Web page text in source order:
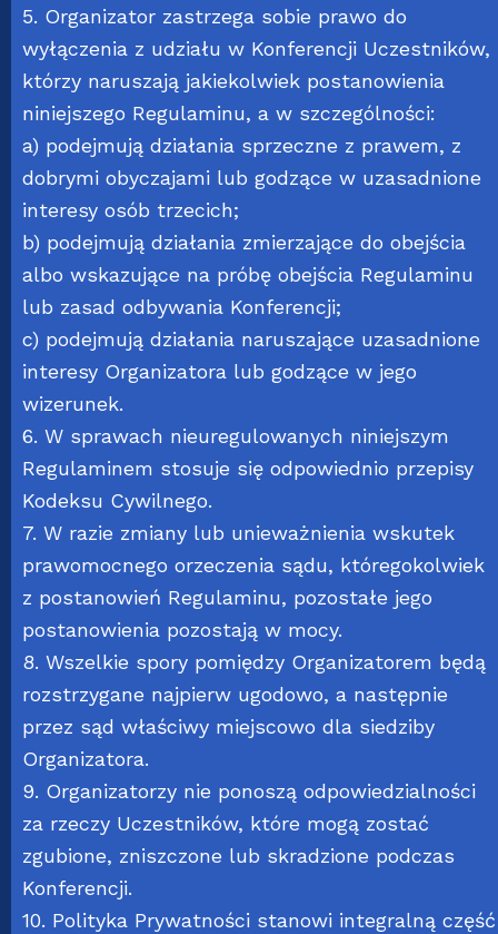
5. Organizator zastrzega sobie prawo do
wyłączenia z udziału w Konferencji Uczestników,
którzy naruszają jakiekolwiek postanowienia
niniejszego Regulaminu, a w szczególności:
a) podejmują działania sprzeczne z prawem, z
dobrymi obyczajami lub godzące w uzasadnione
interesy osób trzecich;
b) podejmują działania zmierzające do obejścia
albo wskazujące na próbę obejścia Regulaminu
lub zasad odbywania Konferencji;
c) podejmują działania naruszające uzasadnione
interesy Organizatora lub godzące w jego
wizerunek.
6. W sprawach nieuregulowanych niniejszym
Regulaminem stosuje się odpowiednio przepisy
Kodeksu Cywilnego.
7. W razie zmiany lub unieważnienia wskutek
prawomocnego orzeczenia sądu, któregokolwiek
z postanowień Regulaminu, pozostałe jego
postanowienia pozostają w mocy.
8. Wszelkie spory pomiędzy Organizatorem będą
rozstrzygane najpierw ugodowo, a następnie
przez sąd właściwy miejscowo dla siedziby
Organizatora.
9. Organizatorzy nie ponoszą odpowiedzialności
za rzeczy Uczestników, które mogą zostać
zgubione, zniszczone lub skradzione podczas
Konferencji.
10. Polityka Prywatności stanowi integralną część